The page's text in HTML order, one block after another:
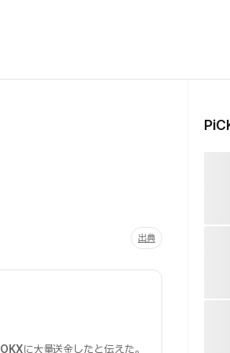
出典
OKXに大量送金したと伝えた。